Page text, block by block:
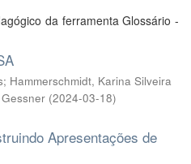
da ferramenta Glossário -
; Hammerschmidt, Karina Silveira
(2024-03-18)
Apresentações de